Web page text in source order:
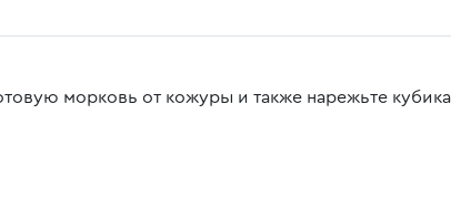
морковь от кожуры и также нарежьте